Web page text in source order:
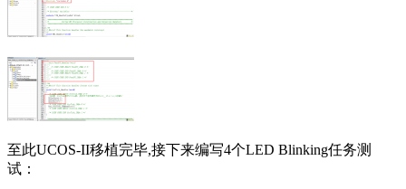
至此UCOS-II移植完毕,接下来编写4个LED Blinking任务测
试：